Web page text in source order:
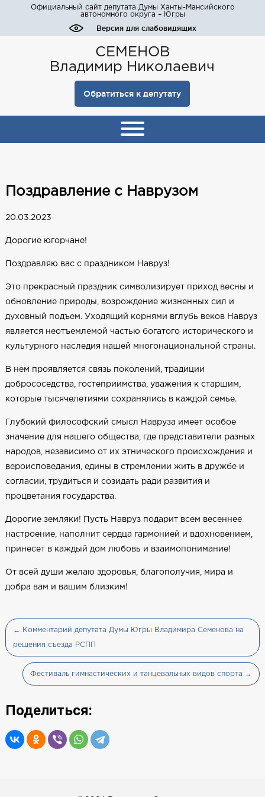
Официальный сайт депутата Думы Ханты-Мансийского
автономного округа – Югры
Версия для слабовидящих
СЕМЕНОВ
Владимир Николаевич
Обратиться к депутату
Поздравление с Наврузом
20.03.2023
Дорогие югорчане!
Поздравляю вас с праздником Навруз!
Это прекрасный праздник символизирует приход весны и
обновление природы, возрождение жизненных сил и
духовный подъем. Уходящий корнями вглубь веков Навруз
является неотъемлемой частью богатого исторического и
культурного наследия нашей многонациональной страны.
В нем проявляется связь поколений, традиции
добрососедства, гостеприимства, уважения к старшим,
которые тысячелетиями сохранялись в каждой семье.
Глубокий философский смысл Навруза имеет особое
значение для нашего общества, где представители разных
народов, независимо от их этнического происхождения и
вероисповедания, едины в стремлении жить в дружбе и
согласии, трудиться и созидать ради развития и
процветания государства.
Дорогие земляки! Пусть Навруз подарит всем весеннее
настроение, наполнит сердца гармонией и вдохновением,
принесет в каждый дом любовь и взаимопонимание!
От всей души желаю здоровья, благополучия, мира и
добра вам и вашим близким!
← Комментарий депутата Думы Югры Владимира Семенова на
решения съезда РСПП
Фестиваль гимнастических и танцевальных видов спорта →
Поделиться: